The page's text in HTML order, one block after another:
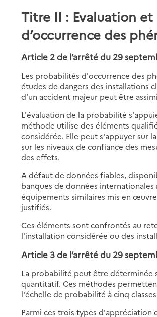
Titre II : Evaluation
d’occurrence des
Article 2 de l’arrêté du 29
Les probabilités d'occurrence des
études de dangers des installations
d'un accident majeur peut être
L'évaluation de la probabilité
méthode utilise des éléments
considérée. Elle peut s'appuyer sur
sur les niveaux de confiance des
des effets.
A défaut de données fiables,
banques de données
équipements similaires mis en
justifiés.
Ces éléments sont confrontés au
l'installation considérée ou des
Article 3 de l’arrêté du 29
La probabilité peut être déterminée
quantitatif. Ces méthodes
l'échelle de probabilité à cinq
Parmi ces trois types d'appréciation